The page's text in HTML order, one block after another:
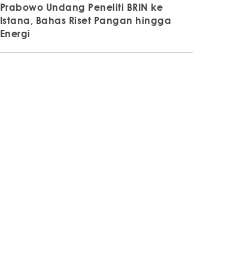
Prabowo Undang Peneliti BRIN ke
Istana, Bahas Riset Pangan hingga
Energi